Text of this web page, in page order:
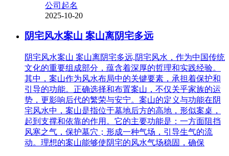
公司起名
2025-10-20
阴宅风水案山 案山离阴宅多远
阴宅风水案山 案山离阴宅多远,阴宅风水，作为中国传统
文化的重要组成部分，蕴含着深厚的哲理和实践经验。
其中，案山作为风水布局中的关键要素，承担着保护和
引导的功能。正确选择和布置案山，不仅关乎家族的运
势，更影响后代的繁荣与安宁。案山的定义与功能在阴
宅风水中，案山是指位于墓地后方的高地，形似案桌，
起到支撑和依靠的作用。它的主要功能是：一方面阻挡
风寒之气，保护墓穴；形成一种气场，引导生气的流
动。理想的案山能够使阴宅的风水气场稳固，确保